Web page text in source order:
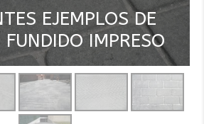
EJEMPLOS DE
FUNDIDO IMPRESO